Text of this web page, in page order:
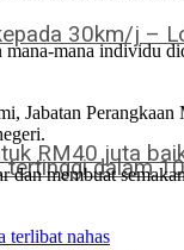
30km/j –
RM40 juta
tertinggi dalam
mana individu
Jabatan
dan membuat
terlibat nahas